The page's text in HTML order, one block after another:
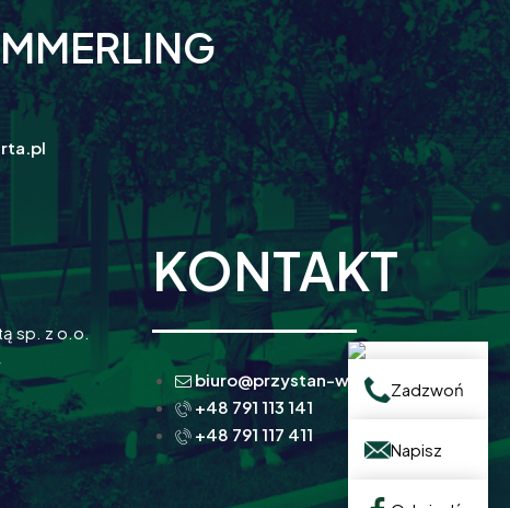
sp. z o.o.
KONTAKT
biuro@przystan-warta.pl
+48 791 113 141
+48 791 117 411
Zadzwoń
Napisz